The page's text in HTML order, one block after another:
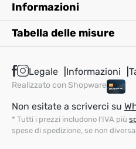
Informazioni
Tabella delle misure
Legale Informazioni
Realizzato con Shopware
Non esitate a scriverci su
* Tutti i prezzi includono l'IVA più
spese di spedizione, se non